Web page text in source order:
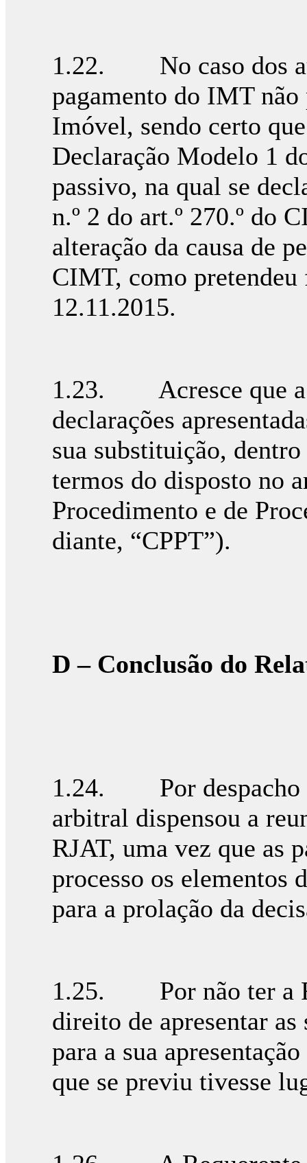
1.22. No caso dos
pagamento do IMT
Imóvel, sendo certo
Declaração Modelo 1
passivo, na qual se
n.º 2 do art.º 270.º do
alteração da causa de
CIMT, como pretendeu
12.11.2015.
1.23. Acresce que a
declarações
sua substituição,
termos do disposto no
Procedimento e de
diante, “CPPT”).
D – Conclusão do
1.24. Por despacho
arbitral dispensou a
RJAT, uma vez que as
processo os elementos
para a prolação da
1.25. Por não ter a
direito de apresentar
para a sua
que se previu tivesse